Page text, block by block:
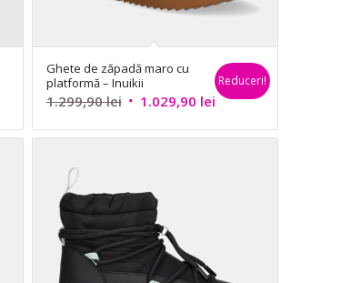
Ghete de zăpadă maro cu
platformă – Inuikii
1.299,90lei Prețul
a
1.299,90 lei.
1.029,90 leiPrețul
este:
Reduceri!